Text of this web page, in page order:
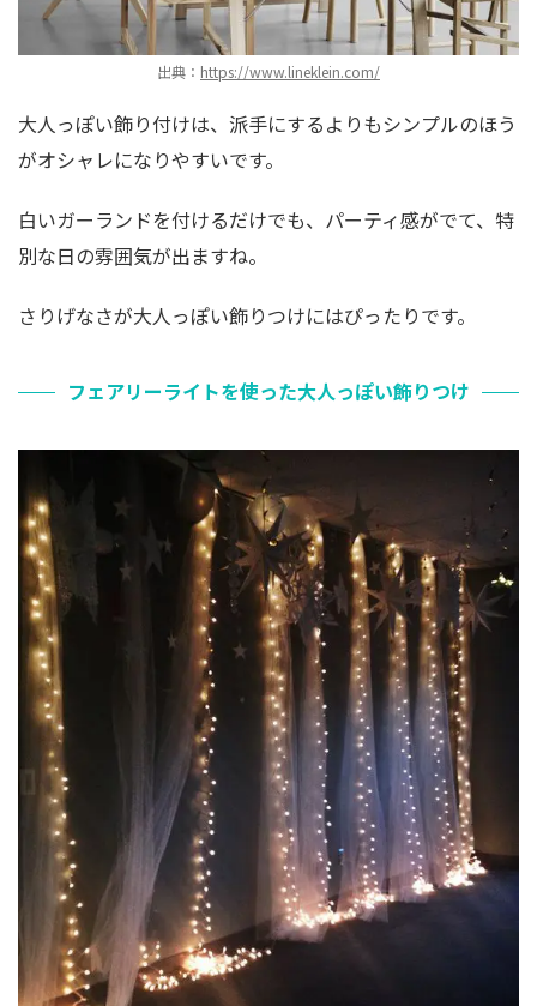
出典： https://www.lineklein.com/
大人っぽい飾り付けは、派手にするよりもシンプルのほう
がオシャレになりやすいです。
白いガーランドを付けるだけでも、パーティ感がでて、特
別な日の雰囲気が出ますね。
さりげなさが大人っぽい飾りつけにはぴったりです。
フェアリーライトを使った大人っぽい飾りつけ